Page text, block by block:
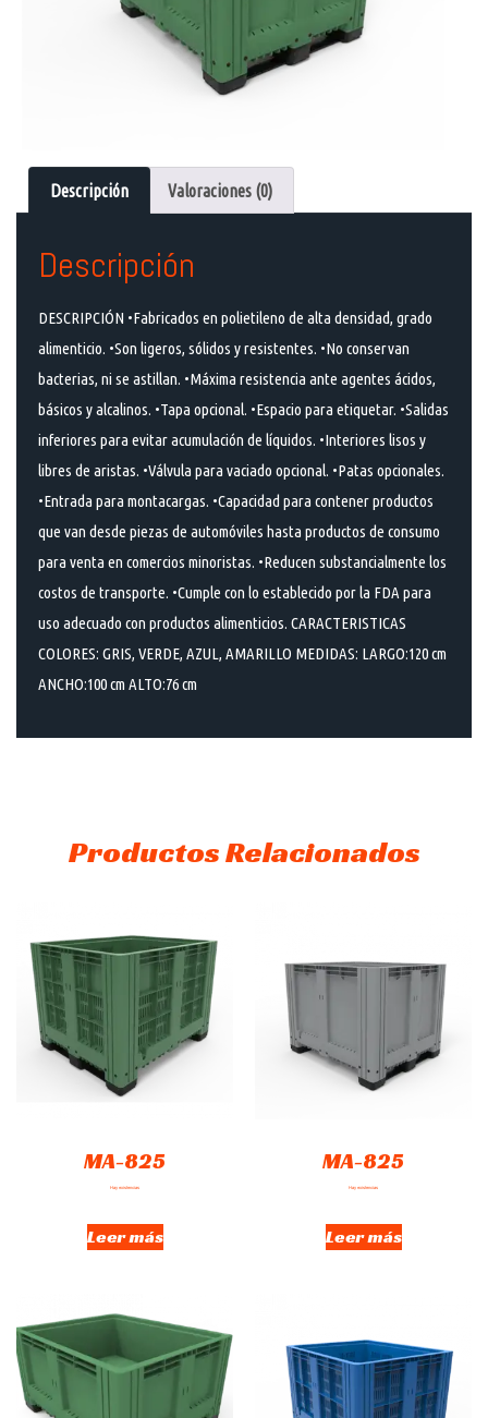
Descripción Valoraciones (0)
Descripción
DESCRIPCIÓN •Fabricados en polietileno de alta densidad, grado
alimenticio. •Son ligeros, sólidos y resistentes. •No conservan
bacterias, ni se astillan. •Máxima resistencia ante agentes ácidos,
básicos y alcalinos. •Tapa opcional. •Espacio para etiquetar. •Salidas
inferiores para evitar acumulación de líquidos. •Interiores lisos y
libres de aristas. •Válvula para vaciado opcional. •Patas opcionales.
•Entrada para montacargas. •Capacidad para contener productos
que van desde piezas de automóviles hasta productos de consumo
para venta en comercios minoristas. •Reducen substancialmente los
costos de transporte. •Cumple con lo establecido por la FDA para
uso adecuado con productos alimenticios. CARACTERISTICAS
COLORES: GRIS, VERDE, AZUL, AMARILLO MEDIDAS: LARGO:120 cm
ANCHO:100 cm ALTO:76 cm
Productos Relacionados
MA-825
Hay existencias
Leer más
MA-825
Hay existencias
Leer más